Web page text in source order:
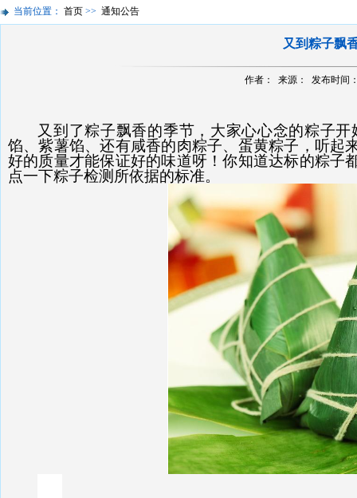
当前位置： 首页 >> 通知公告
又到粽子飘
作者： 来源： 发布时间
又到了粽子飘香的季节，大家心心念的粽子
馅、紫薯馅、还有咸香的肉粽子、蛋黄粽子，听起
好的质量才能保证好的味道呀！你知道达标的粽子
点一下粽子检测所依据的标准。